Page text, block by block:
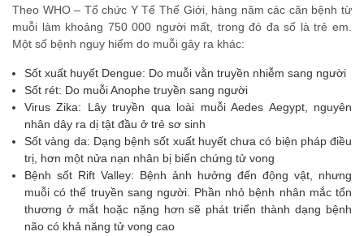
Theo WHO – Tổ chức Y Tế Thế Giới, hàng năm các căn bệnh từ
muỗi làm khoảng 750 000 người mất, trong đó đa số là trẻ em.
Một số bệnh nguy hiểm do muỗi gây ra khác:
Sốt xuất huyết Dengue: Do muỗi vằn truyền nhiễm sang người
Sốt rét: Do muỗi Anophe truyền sang người
Virus Zika: Lây truyền qua loài muỗi Aedes Aegypt, nguyên
nhân dây ra dị tật đầu ở trẻ sơ sinh
Sốt vàng da: Dạng bệnh sốt xuất huyết chưa có biện pháp điều
trị, hơn một nửa nạn nhân bị biến chứng tử vong
Bệnh sốt Rift Valley: Bệnh ảnh hưởng đến động vật, nhưng
muỗi có thể truyền sang người. Phần nhỏ bệnh nhân mắc tổn
thương ở mắt hoặc nặng hơn sẽ phát triển thành dạng bệnh
não có khả năng tử vong cao